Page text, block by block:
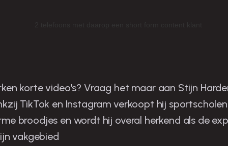
is de man in zijn niche
korte video's? Vraag het maar aan Stijn
TikTok en Instagram verkoopt hij
broodjes en wordt hij overal herkend als de
vakgebied